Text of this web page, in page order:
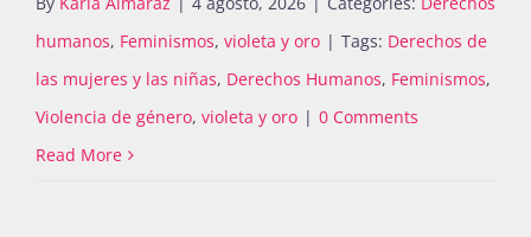
humanos, Feminismos, violeta y oro | Tags: Derechos de
las mujeres y las niñas, Derechos Humanos, Feminismos,
Violencia de género, violeta y oro | 0 Comments
Read More